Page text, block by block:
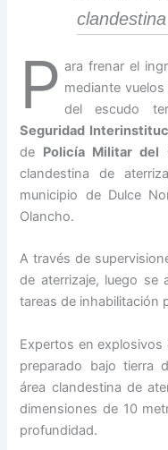
P ara frenar el
mediante
del escudo
Seguridad
de Policía Militar del
clandestina de
municipio de Dulce
Olancho.
A través de
de aterrizaje, luego se
tareas de inhabilitación
Expertos en explosivos
preparado bajo tierra
área clandestina de
dimensiones de 10
profundidad.